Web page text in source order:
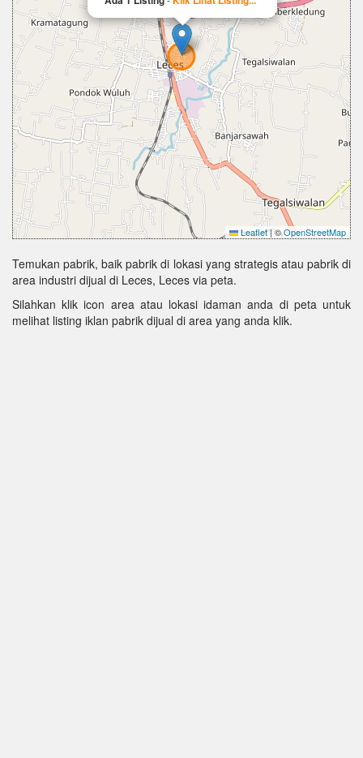
Leaflet| ©OpenStreetMap
Temukan pabrik, baik pabrik di lokasi yang strategis atau pabrik di
area industri dijual di Leces, Leces via peta.
Silahkan klik icon area atau lokasi idaman anda di peta untuk
melihat listing iklan pabrik dijual di area yang anda klik.